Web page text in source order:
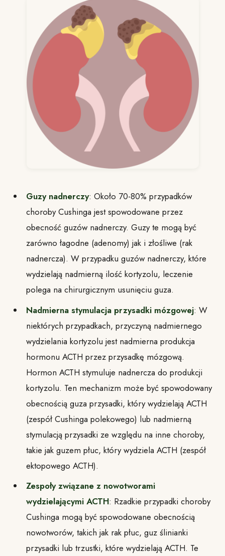
Guzy nadnerczy: Około 70-80% przypadków
choroby Cushinga jest spowodowane przez
obecność guzów nadnerczy. Guzy te mogą być
zarówno łagodne (adenomy) jak i złośliwe (rak
nadnercza). W przypadku guzów nadnerczy, które
wydzielają nadmierną ilość kortyzolu, leczenie
polega na chirurgicznym usunięciu guza.
Nadmierna stymulacja przysadki mózgowej: W
niektórych przypadkach, przyczyną nadmiernego
wydzielania kortyzolu jest nadmierna produkcja
hormonu ACTH przez przysadkę mózgową.
Hormon ACTH stymuluje nadnercza do produkcji
kortyzolu. Ten mechanizm może być spowodowany
obecnością guza przysadki, który wydzielają ACTH
(zespół Cushinga polekowego) lub nadmierną
stymulacją przysadki ze względu na inne choroby,
takie jak guzem płuc, który wydziela ACTH (zespół
ektopowego ACTH).
Zespoły związane z nowotworami
wydzielającymi ACTH: Rzadkie przypadki choroby
Cushinga mogą być spowodowane obecnością
nowotworów, takich jak rak płuc, guz ślinianki
przysadki lub trzustki, które wydzielają ACTH. Te